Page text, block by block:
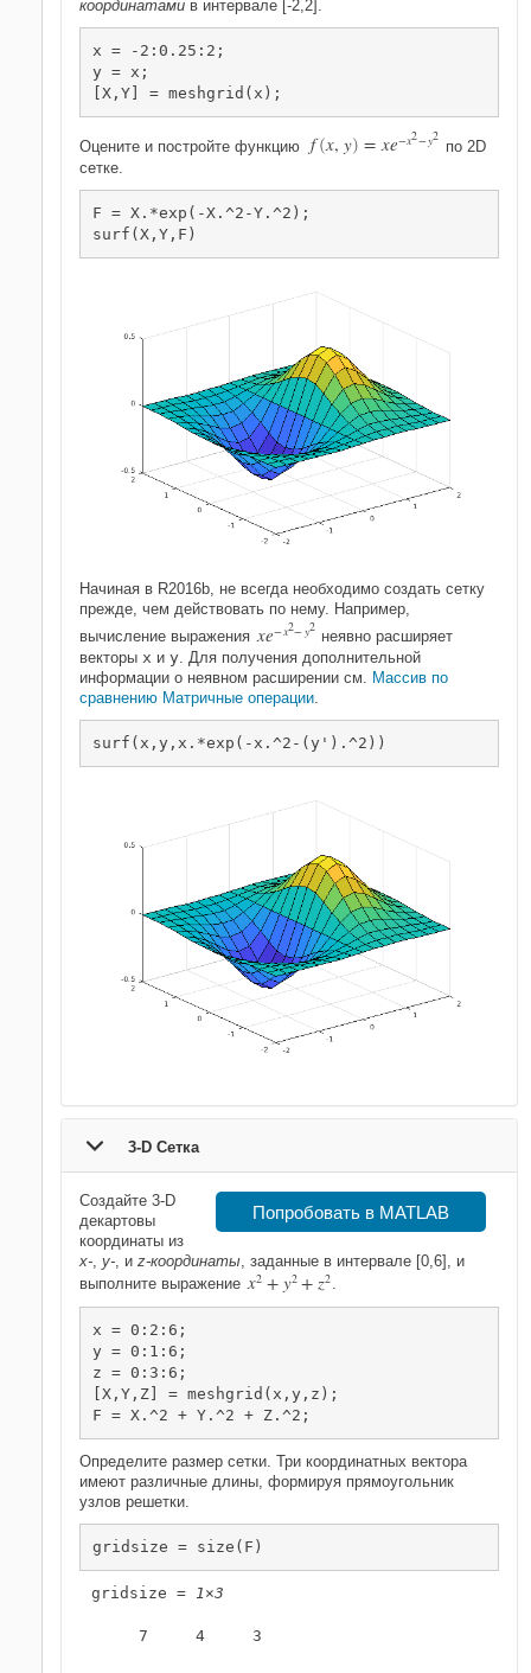
координатами в интервале [-2,2].
x = -2:0.25:2;
y = x;
[X,Y] = meshgrid(x);
Оцените и постройте функцию f(x, y) = xe−x2−y2 по 2D
сетке.
F = X.*exp(-X.^2-Y.^2);
surf(X,Y,F)
Начиная в R2016b, не всегда необходимо создать сетку
прежде, чем действовать по нему. Например,
вычисление выражения xe−x2−y2 неявно расширяет
векторы x и y . Для получения дополнительной
информации о неявном расширении см. Массив по
сравнению Матричные операции
surf(x,y,x.*exp(-x.^2-(y').^2))
3-D Сетка
Попробовать в MATLAB
Создайте 3-D
декартовы
координаты из
x-, y-, и z-координаты, заданные в интервале [0,6], и
выполните выражение x2 +y2 +z2
x = 0:2:6;
y = 0:1:6;
z = 0:3:6;
[X,Y,Z] = meshgrid(x,y,z);
F = X.^2 + Y.^2 + Z.^2;
Определите размер сетки. Три координатных вектора
имеют различные длины, формируя прямоугольник
узлов решетки.
gridsize = size(F)
gridsize = 1×3
     7     4     3